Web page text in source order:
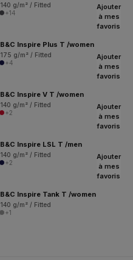
140 g/m² / Fitted
+14
Ajouter
à mes
favoris
B&C Inspire Plus T /women
175 g/m² / Fitted
+4
Ajouter
à mes
favoris
B&C Inspire V T /women
140 g/m² / Fitted
+2
Ajouter
à mes
favoris
B&C Inspire LSL T /men
140 g/m² / Fitted
+2
Ajouter
à mes
favoris
B&C Inspire Tank T /women
140 g/m² / Fitted
+1